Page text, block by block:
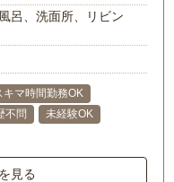
呂、洗面所、リビン
キマ時間勤務OK
不問
未経験OK
見る